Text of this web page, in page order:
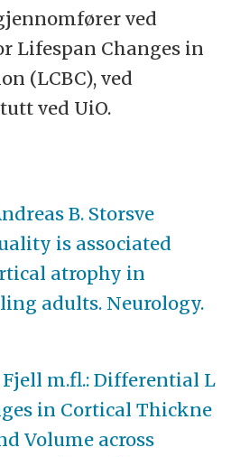
ved
Lifespan Changes in
(LCBC), ved
ved UiO.
B. Storsve
is associated
atrophy in
adults. Neurology.
Fjell m.fl.: Differential L
in Cortical Thickne
Volume across